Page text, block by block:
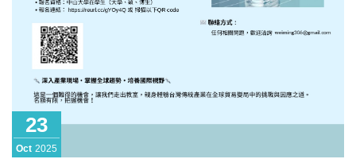
23
Oct 2025